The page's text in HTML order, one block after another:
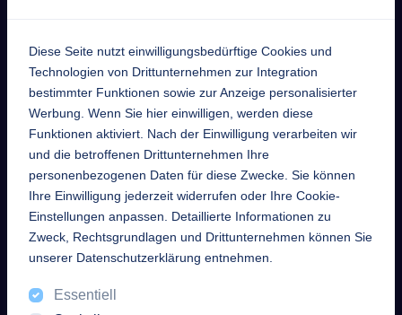
Diese Seite nutzt einwilligungsbedürftige Cookies und
Technologien von Drittunternehmen zur Integration
bestimmter Funktionen sowie zur Anzeige personalisierter
Werbung. Wenn Sie hier einwilligen, werden diese
Funktionen aktiviert. Nach der Einwilligung verarbeiten wir
und die betroffenen Drittunternehmen Ihre
personenbezogenen Daten für diese Zwecke. Sie können
Ihre Einwilligung jederzeit widerrufen oder Ihre Cookie-
Einstellungen anpassen. Detaillierte Informationen zu
Zweck, Rechtsgrundlagen und Drittunternehmen können Sie
unserer Datenschutzerklärung entnehmen.
Essentiell
EntekSystems
GmbH
Großmannstraße 17
63808 Haibach
Telefon
+49 6021 632352
Mail
info [at] enteksystems [dot]